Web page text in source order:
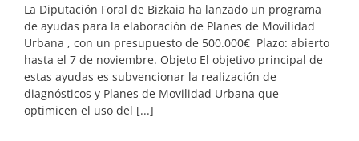
La Diputación Foral de Bizkaia ha lanzado un programa
de ayudas para la elaboración de Planes de Movilidad
Urbana , con un presupuesto de 500.000€ Plazo: abierto
hasta el 7 de noviembre. Objeto El objetivo principal de
estas ayudas es subvencionar la realización de
diagnósticos y Planes de Movilidad Urbana que
optimicen el uso del [...]